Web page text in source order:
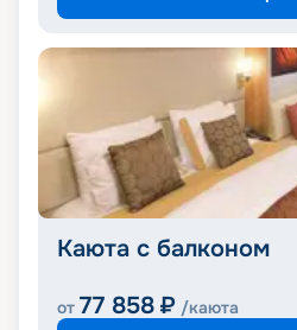
Каюта с балконом
от 77 858 ₽ /каюта